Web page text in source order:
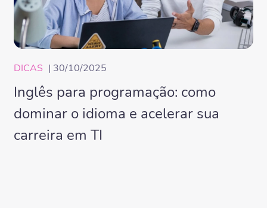
DICAS | 30/10/2025
Inglês para programação: como
dominar o idioma e acelerar sua
carreira em TI